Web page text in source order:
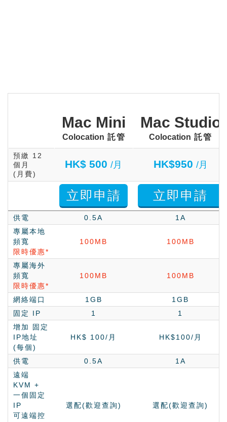
Mac Mini
Colocation 託管
Mac Studio
Colocation 託管
預繳 12
個月
(月費)
HK$ 500 /月 HK$950 /月
立即申請 立即申請
供電 0.5A
1A
專屬本地
頻寬
限時優惠*
100MB 100MB
專屬海外
頻寬
限時優惠*
100MB 100MB
網絡端口 1GB
1GB
固定 IP
1
1
增加 固定
IP地址
(每個)
HK$ 100/月 HK$100/月
供電 0.5A
1A
遠端
KVM +
一個固定
IP
可遠端控
選配(歡迎查詢) 選配(歡迎查詢)